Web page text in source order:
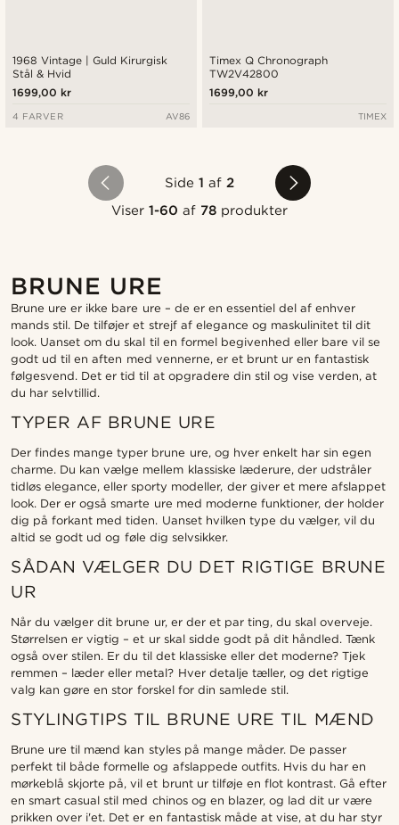
1968 Vintage | Guld Kirurgisk
Stål & Hvid
1699,00 kr
4 FARVER AV86
Timex Q Chronograph
TW2V42800
1699,00 kr
TIMEX
Side 1 af2
Viser 1-60 af 78 produkter
BRUNE URE
Brune ure er ikke bare ure – de er en essentiel del af enhver
mands stil. De tilføjer et strejf af elegance og maskulinitet til dit
look. Uanset om du skal til en formel begivenhed eller bare vil se
godt ud til en aften med vennerne, er et brunt ur en fantastisk
følgesvend. Det er tid til at opgradere din stil og vise verden, at
du har selvtillid.
TYPER AF BRUNE URE
Der findes mange typer brune ure, og hver enkelt har sin egen
charme. Du kan vælge mellem klassiske læderure, der udstråler
tidløs elegance, eller sporty modeller, der giver et mere afslappet
look. Der er også smarte ure med moderne funktioner, der holder
dig på forkant med tiden. Uanset hvilken type du vælger, vil du
altid se godt ud og føle dig selvsikker.
SÅDAN VÆLGER DU DET RIGTIGE BRUNE
UR
Når du vælger dit brune ur, er der et par ting, du skal overveje.
Størrelsen er vigtig – et ur skal sidde godt på dit håndled. Tænk
også over stilen. Er du til det klassiske eller det moderne? Tjek
remmen – læder eller metal? Hver detalje tæller, og det rigtige
valg kan gøre en stor forskel for din samlede stil.
STYLINGTIPS TIL BRUNE URE TIL MÆND
Brune ure til mænd kan styles på mange måder. De passer
perfekt til både formelle og afslappede outfits. Hvis du har en
mørkeblå skjorte på, vil et brunt ur tilføje en flot kontrast. Gå efter
en smart casual stil med chinos og en blazer, og lad dit ur være
prikken over i'et. Det er en fantastisk måde at vise, at du har styr